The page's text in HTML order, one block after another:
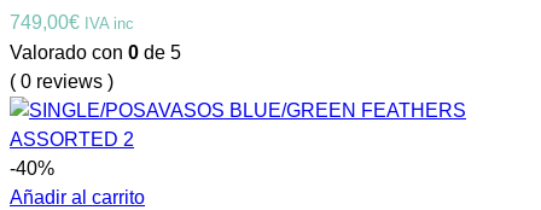
749,00€ IVA inc
Valorado con 0 de 5
( 0 reviews )
-40%
Añadir al carrito